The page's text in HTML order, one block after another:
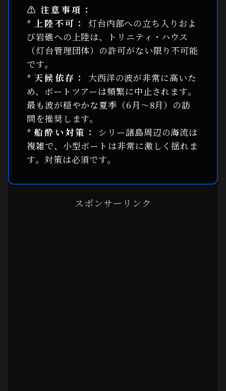
⚠️ 注意事項：
* 上陸不可：
灯台内部への立ち入りおよ
び岩礁への上陸は、トリニティ・ハウス
（灯台管理団体）の許可がない限り不可能
です。
* 天候依存：
大西洋の波が非常に高いた
め、ボートツアーは頻繁に中止されます。
最も波が穏やかな夏季（6月〜8月）の訪
問を推奨します。
* 船酔い対策：
シリー諸島周辺の海流は
複雑で、小型ボートは非常に激しく揺れま
す。対策は必須です。
スポンサーリンク